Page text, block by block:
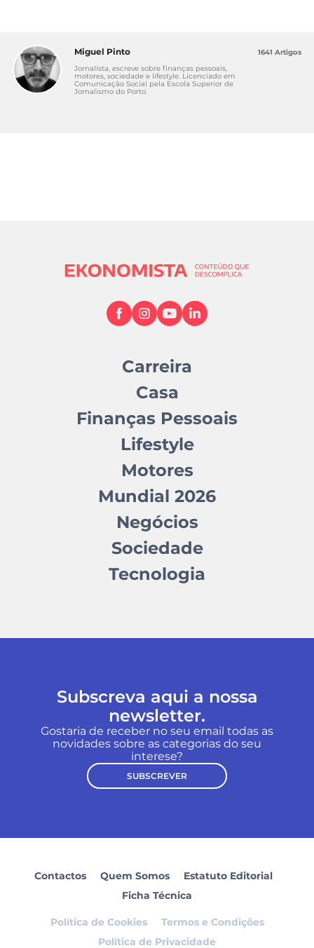
Miguel Pinto
Jornalista, escreve sobre finanças pessoais,
motores, sociedade e lifestyle. Licenciado em
Comunicação Social pela Escola Superior de
Jornalismo do Porto.
1641 Artigos
Carreira
Casa
Finanças Pessoais
Lifestyle
Motores
Mundial 2026
Negócios
Sociedade
Tecnologia
Subscreva aqui a nossa
newsletter.
Gostaria de receber no seu email todas as
novidades sobre as categorias do seu
interese?
SUBSCREVER
Contactos Quem Somos
Estatuto Editorial
Ficha Técnica
Política de Cookies
Termos e Condições
Política de Privacidade